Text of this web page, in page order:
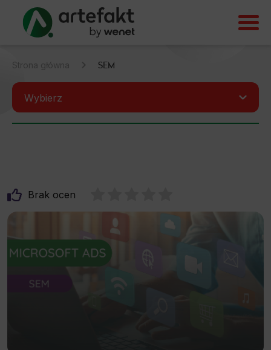
Strona główna SEM
Wybierz
Wszystkie
Inne
marketing internetowy
Brak ocen